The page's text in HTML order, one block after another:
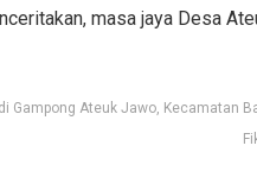
masa jaya Desa
Gampong Ateuk Jawo, Kecamatan